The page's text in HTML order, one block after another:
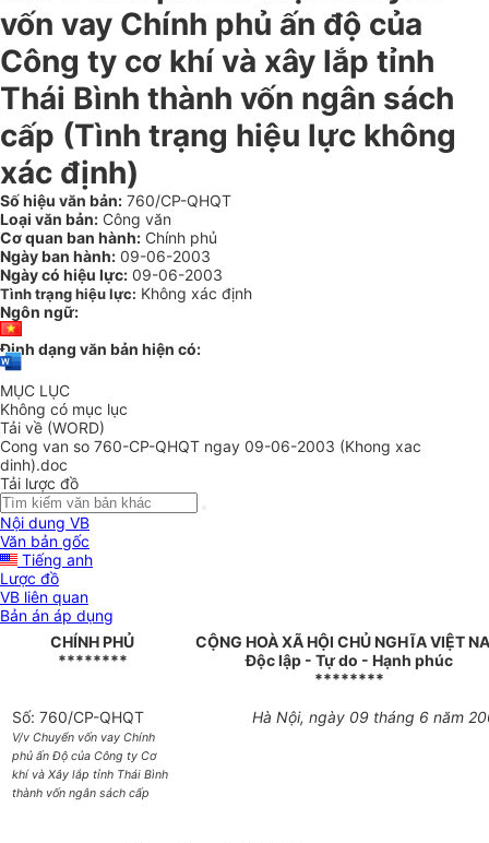
vốn vay Chính phủ ấn độ của
Công ty cơ khí và xây lắp tỉnh
Thái Bình thành vốn ngân sách
cấp (Tình trạng hiệu lực không
xác định)
Số hiệu văn bản: 760/CP-QHQT
Loại văn bản: Công văn
Cơ quan ban hành: Chính phủ
Ngày ban hành: 09-06-2003
Ngày có hiệu lực: 09-06-2003
Tình trạng hiệu lực: Không xác định
Ngôn ngữ:
Định dạng văn bản hiện có:
MỤC LỤC
Không có mục lục
Tải về (WORD)
Cong van so 760-CP-QHQT ngay 09-06-2003 (Khong xac
dinh).doc
Tải lược đồ
Nội dung VB
Văn bản gốc
Tiếng anh
Lược đồ
VB liên quan
Bản án áp dụng
CHÍNH PHỦ
********
CỘNG HOÀ XÃ HỘI CHỦ NGHĨA VIỆT
Độc lập - Tự do - Hạnh phúc
********
Số: 760/CP-QHQT
V/v Chuyển vốn vay Chính
phủ ấn Độ của Công ty Cơ
khí và Xây lắp tỉnh Thái Bình
thành vốn ngân sách cấp
Hà Nội, ngày 09 tháng 6 năm